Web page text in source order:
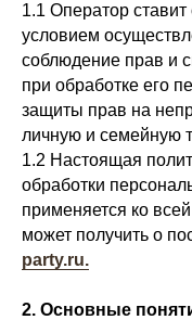
1.1 Оператор
условием
соблюдение прав и
при обработке его
защиты прав на
личную и семейную
1.2 Настоящая
обработки
применяется ко
может получить о
party.ru.
2. Основные